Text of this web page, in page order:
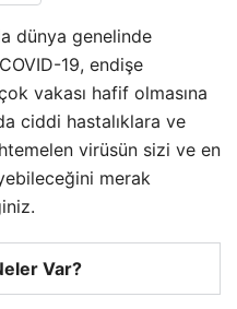
dünya genelinde
19, endişe
vakası hafif olmasına
ciddi hastalıklara ve
virüsün sizi ve en
merak
Var?